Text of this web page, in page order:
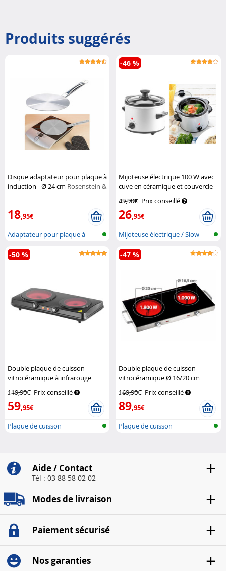
Produits suggérés
Disque adaptateur pour plaque à
induction - Ø 24 cm Rosenstein &
18,95€
Adaptateur pour plaque à
induction
Mijoteuse électrique 100 W avec
cuve en céramique et couvercle
Rosenstein &
Söhne
49,90€ Prix conseillé
26,95€
-46 %
Mijoteuse électrique / Slow-
Cooker
Double plaque de cuisson
vitrocéramique à infrarouge
2000 W, Ø 16,4 & 18,8 cm
Rosenstein & Söhne
119,90€ Prix conseillé
59,95€
-50 %
Plaque de cuisson
Double plaque de cuisson
vitrocéramique Ø 16/20 cm
Rosenstein & Söhne
169,90€ Prix conseillé
89,95€
-47 %
Plaque de cuisson
Aide / Contact
Tél : 03 88 58 02 02
Modes de livraison
Paiement sécurisé
Nos garanties